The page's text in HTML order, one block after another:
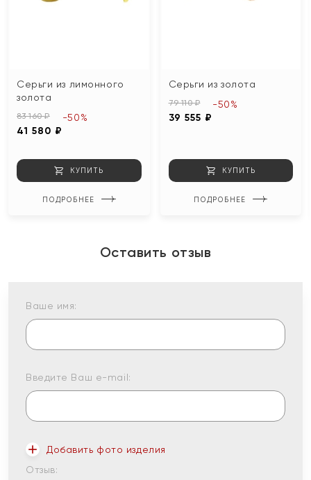
Серьги из лимонного
золота
83 160 ₽
41 580 ₽
-50%
КУПИТЬ
ПОДРОБНЕЕ
Серьги из золота
79 110 ₽
39 555 ₽
-50%
КУПИТЬ
ПОДРОБНЕЕ
Оставить отзыв
Ваше имя:
Введите Ваш e-mail:
Добавить фото изделия
Отзыв: